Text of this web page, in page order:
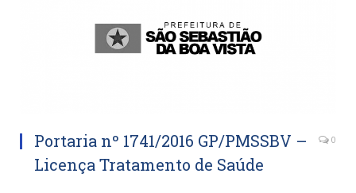
Portaria nº 1741/2016 GP/PMSSBV –
Licença Tratamento de Saúde
0